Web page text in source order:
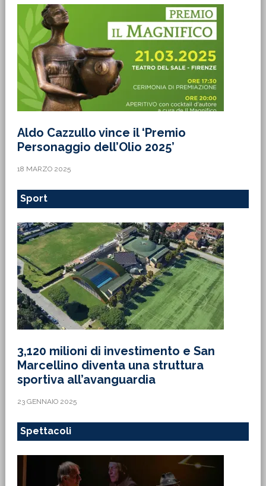
Aldo Cazzullo vince il ‘Premio
Personaggio dell’Olio 2025’
18 MARZO 2025
Sport
3,120 milioni di investimento e San
Marcellino diventa una struttura
sportiva all’avanguardia
23 GENNAIO 2025
Spettacoli